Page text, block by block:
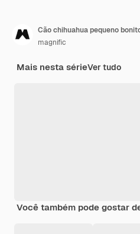
Cão chihuahua pequeno
magnific
Mais nesta sérieVer tudo
Você também pode gostar